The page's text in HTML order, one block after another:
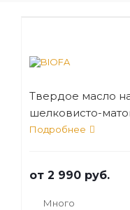
Твердое масло
шелковисто-
внутренних
обработка стен,
повышенной
Подробнее
от 2 990 руб.
Много